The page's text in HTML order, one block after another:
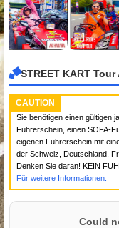
STREET KART Tour
CAUTION
Sie benötigen einen gültigen
Führerschein, einen SOFA-
eigenen Führerschein mit
der Schweiz, Deutschland,
Denken Sie daran! KEIN
Für weitere Informationen.
Could